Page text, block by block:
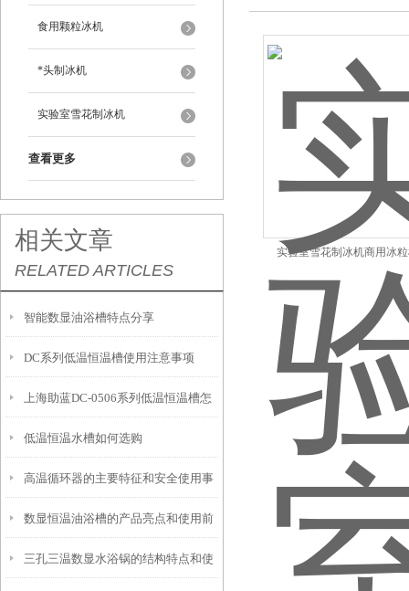
食用颗粒冰机
*头制冰机
实验室雪花制冰机
查看更多
相关文章
RELATED ARTICLES
智能数显油浴槽特点分享
DC系列低温恒温槽使用注意事项
上海助蓝DC-0506系列低温恒温槽怎
么使用
低温恒温水槽如何选购
高温循环器的主要特征和安全使用事
项
数显恒温油浴槽的产品亮点和使用前
安全须知
三孔三温数显水浴锅的结构特点和使
实验室雪花制冰机商用冰